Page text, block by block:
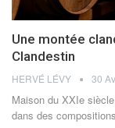
Une montée
Clandestin
HERVÉ LÉVY 30
Maison du XXIe
dans des